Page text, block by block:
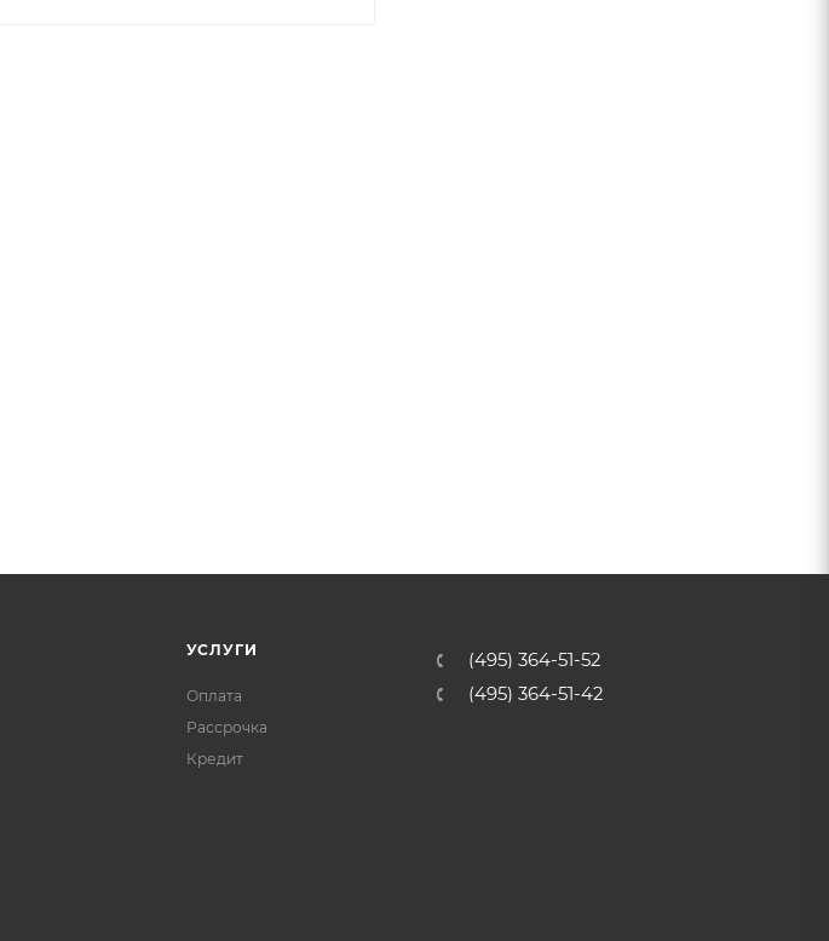
УСЛУГИ
Оплата
Рассрочка
Кредит
(495) 364-51-52
(495) 364-51-42